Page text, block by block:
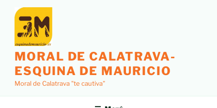
MORAL DE CALATRAVA-
ESQUINA DE MAURICIO
Moral de Calatrava "te cautiva"